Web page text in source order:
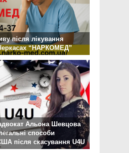
після лікування
“НАРКОМЕД”
адвокат Альона Шевцова
способи
після скасування U4U